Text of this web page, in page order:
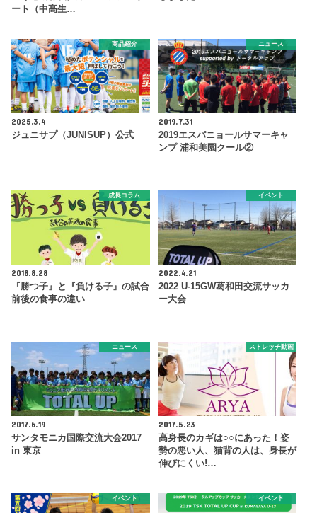
ート（中高生…
商品紹介
2025.3.4
ジュニサプ（JUNISUP）公式
ニュース
2019.7.31
2019エスパニョールサマーキャ
ンプ 浦和美園クール②
成長コラム
2018.8.28
『勝つ子』と『負ける子』の試合
前後の食事の違い
イベント
2022.4.21
2022 U-15GW葛和田交流サッカ
ー大会
ニュース
2017.6.19
サンタモニカ国際交流大会2017
in 東京
ストレッチ動画
2017.5.23
高身長のカギは○○にあった！姿
勢の悪い人、猫背の人は、身長が
伸びにくい!…
イベント イベント